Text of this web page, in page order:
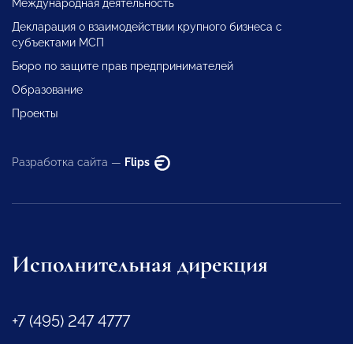
Международная деятельность
Декларация о взаимодействии крупного бизнеса с
субъектами МСП
Бюро по защите прав предпринимателей
Образование
Проекты
Разработка сайта — Flips
Исполнительная дирекция
+7 (495) 247 4777